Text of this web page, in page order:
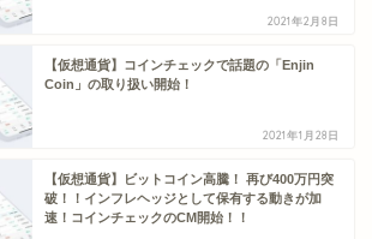
2021年2月8日
【仮想通貨】コインチェックで話題の「Enjin
Coin」の取り扱い開始！
2021年1月28日
【仮想通貨】ビットコイン高騰！ 再び400万円突
破！！インフレヘッジとして保有する動きが加
速！コインチェックのCM開始！！